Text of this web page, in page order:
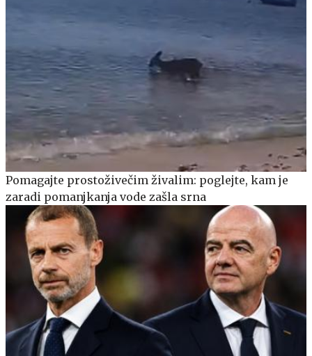
Pomagajte prostoživečim živalim: poglejte, kam je
zaradi pomanjkanja vode zašla srna